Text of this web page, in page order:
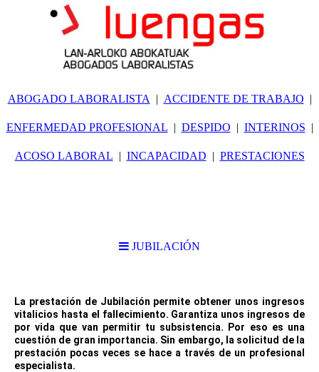
ABOGADO LABORALISTA ACCIDENTE DE TRABAJO
ENFERMEDAD PROFESIONAL DESPIDO INTERINOS
ACOSO LABORAL INCAPACIDAD PRESTACIONES
JUBILACIÓN
La prestación de Jubilación permite obtener unos ingresos
vitalicios hasta el fallecimiento. Garantiza unos ingresos de
por vida que van permitir tu subsistencia. Por eso es una
cuestión de gran importancia. Sin embargo, la solicitud de la
prestación pocas veces se hace a través de un profesional
especialista.